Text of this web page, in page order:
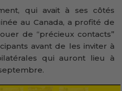
qui avait à ses côtés
au Canada, a profité de
de “précieux contacts”
avant de les inviter à
qui auront lieu à